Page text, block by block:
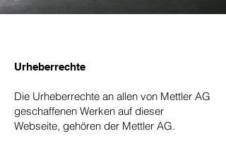
Urheberrechte
Die Urheberrechte an allen von Mettler AG
geschaffenen Werken auf dieser
Webseite, gehören der Mettler AG.